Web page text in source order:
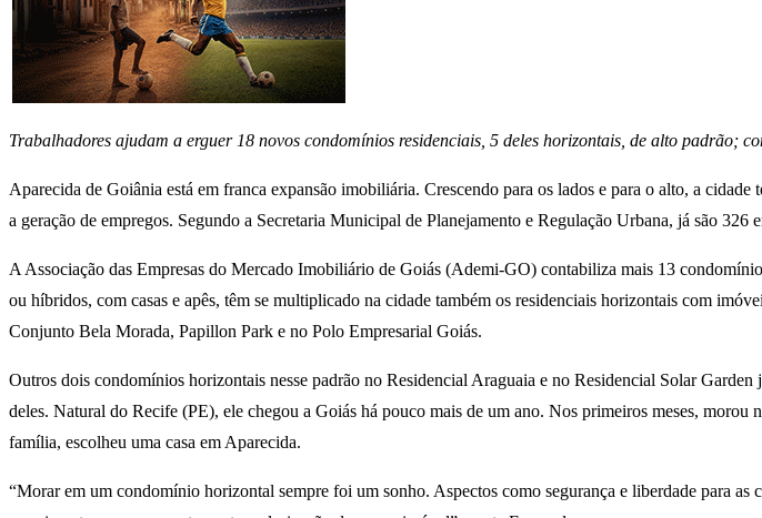
Trabalhadores ajudam a erguer 18 novos condomínios residenciais, 5 deles horizontais, de alto padrão;
Aparecida de Goiânia está em franca expansão imobiliária. Crescendo para os lados e para o alto, a
a geração de empregos. Segundo a Secretaria Municipal de Planejamento e Regulação Urbana, já são 326
A Associação das Empresas do Mercado Imobiliário de Goiás (Ademi-GO) contabiliza mais 13
ou híbridos, com casas e apês, têm se multiplicado na cidade também os residenciais horizontais com
Conjunto Bela Morada, Papillon Park e no Polo Empresarial Goiás.
Outros dois condomínios horizontais nesse padrão no Residencial Araguaia e no Residencial Solar
deles. Natural do Recife (PE), ele chegou a Goiás há pouco mais de um ano. Nos primeiros meses,
família, escolheu uma casa em Aparecida.
“Morar em um condomínio horizontal sempre foi um sonho. Aspectos como segurança e liberdade para